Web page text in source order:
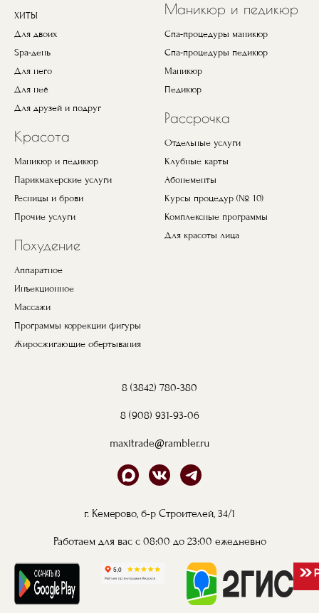
ХИТЫ
Для двоих
Spa-день
Для него
Для неё
Для друзей и подруг
Красота
Маникюр и педикюр
Парикмахерские услуги
Ресницы и брови
Прочие услуги
Похудение
Аппаратное
Инъекционное
Массажи
Программы коррекции фигуры
Жиросжигающие обертывания
Маникюр и педикюр
Спа-процедуры маникюр
Спа-процедуры педикюр
Маникюр
Педикюр
Рассрочка
Отдельные услуги
Клубные карты
Абонементы
Курсы процедур (№ 10)
Комплексные программы
Для красоты лица
8 (3842) 780-380
8 (908) 931-93-06
maxitrade@rambler.ru
г. Кемерово, б-р Строителей, 34/1
Работаем для вас с 08:00 до 23:00 ежедневно